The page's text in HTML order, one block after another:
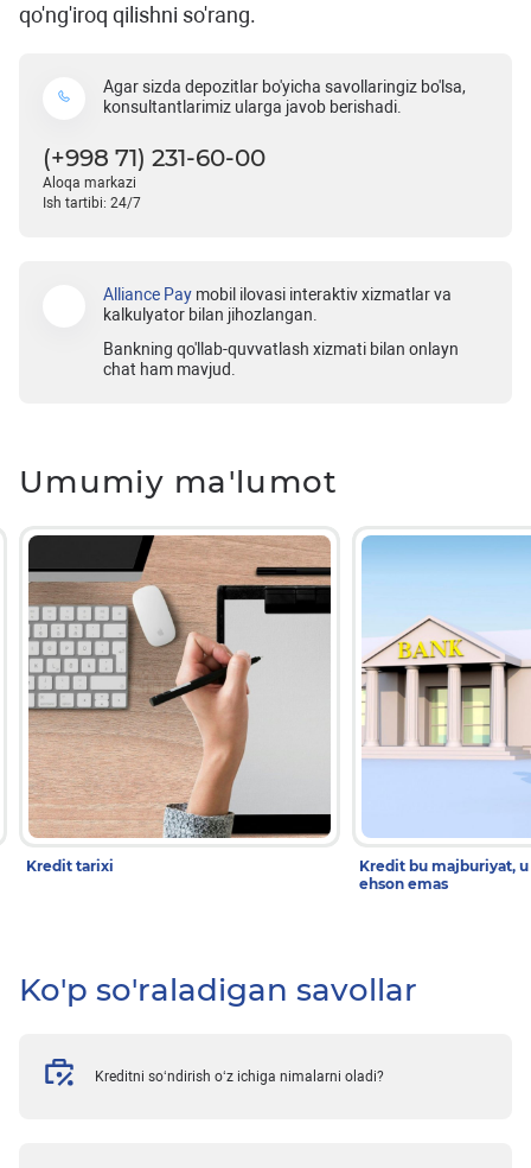
qo'ng'iroq qilishni so'rang.
Agar sizda depozitlar bo'yicha savollaringiz bo'lsa,
konsultantlarimiz ularga javob berishadi.
(+998 71) 231-60-00
Aloqa markazi
Ish tartibi: 24/7
Alliance Pay mobil ilovasi interaktiv xizmatlar va
kalkulyator bilan jihozlangan.
Bankning qo'llab-quvvatlash xizmati bilan onlayn
chat ham mavjud.
Umumiy ma'lumot
Kredit tarixi
Kredit bu majburiyat, u
ehson emas
Ko'p so'raladigan savollar
Kreditni so‘ndirish o‘z ichiga nimalarni oladi?